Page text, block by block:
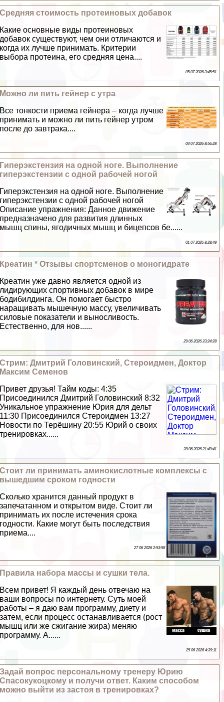
Средняя стоимость протеиновых добавок
Какие основные виды протеиновых
добавок существуют, чем они отличаются и
когда их лучше принимать. Критерии
выбора протеина, его средняя цена....
05 07 2026 3:45:51
Можно ли пить гeйнер с утра
Все тонкости приема гeйнера – когда лучше
принимать и можно ли пить гeйнер утром
после до завтpaка....
04 07 2026 8:56:28
Гиперэкстензия на одной ноге. Выполнение
гиперэкстензии с одной рабочей ногой
Гиперэкстензия на одной ноге. Выполнение
гиперэкстензии с одной рабочей ногой
Описание упражнения: Данное движение
предназначено для развития длинных
мышц спины, ягодичных мышц и бицепсов бе......
01 07 2026 8:28:49
Креатин * Отзывы спортсменов о моногидрате
Креатин уже давно является одной из
лидирующих спортивных добавок в мире
бодибилдинга. Он помогает быстро
наращивать мышечную массу, увеличивать
силовые показатели и выносливость.
Естественно, для нов......
29 06 2026 23:24:28
Стрим: Дмитрий Головинский, Стероидмен, Доктор
Максим Семенов
Привет друзья! Тайм коды: 4:35
Присоединился Дмитрий Головинский 8:32
Уникальное упражнение Юрия для дельт
11:30 Присоединился Cтероидмен 13:27
Новости по Терёшину 20:55 Юрий о своих
тренировках......
28 06 2026 21:49:41
Стоит ли принимать аминокислотные комплексы с
вышедшим сроком годности
Сколько хранится данный продукт в
запечатанном и открытом виде. Стоит ли
принимать их после истечения срока
годности. Какие могут быть последствия
приема....
27 06 2026 2:53:58
Правила набора массы и сушки тела.
Всем привет! Я каждый день отвечаю на
ваши вопросы по интернету. Суть моей
работы – я даю вам программу, диету и
затем, если процесс останавливается (рост
мышц или же сжигание жира) меняю
программу. А......
25 06 2026 4:39:11
Задай вопрос персональному тренеру Юрию
Спасокукоцкому и получи ответ. Каким способом
можно выйти из застоя в тренировках?